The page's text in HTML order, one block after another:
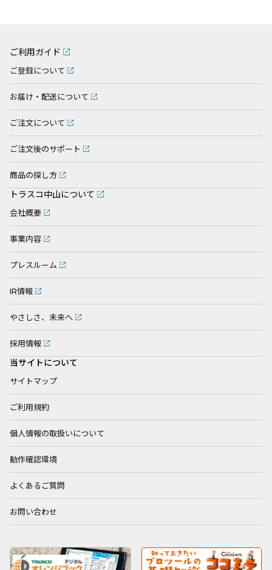
ご利用ガイド
ご登録について
お届け・配送について
ご注文について
ご注文後のサポート
商品の探し方
トラスコ中山について
会社概要
事業内容
プレスルーム
IR情報
やさしさ、未来へ
採用情報
当サイトについて
サイトマップ
ご利用規約
個人情報の取扱いについて
動作確認環境
よくあるご質問
お問い合わせ